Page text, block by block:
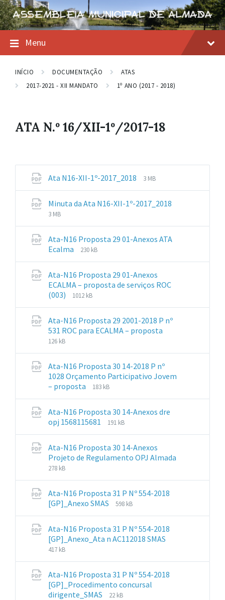
Skip
to
content
Skip
to
main
navigation
Skip
to
footer
Menu
INÍCIO DOCUMENTAÇÃO
ATAS
2017-2021 - XII MANDATO
1º ANO (2017 - 2018)
ATA N.º 16/XII-1º/2017-18
Ata N16-XII-1º-2017_2018
File
File
3 MB
Minuta da Ata N16-XII-1º-2017_2018
File
File
3 MB
Ata-N16 Proposta 29 01-Anexos ATA
Ecalma
File
File
230 kB
Ata-N16 Proposta 29 01-Anexos
ECALMA – proposta de serviços ROC
(003)
File
File
1012 kB
Ata-N16 Proposta 29 2001-2018 P nº
531 ROC para ECALMA – proposta
126 kB
Ata-N16 Proposta 30 14-2018 P nº
1028 Orçamento Participativo Jovem
– proposta
File
File
183 kB
Ata-N16 Proposta 30 14-Anexos dre
opj 1568115681
File
File
191 kB
Ata-N16 Proposta 30 14-Anexos
Projeto de Regulamento OPJ Almada
File
File
278 kB
Ata-N16 Proposta 31 P Nº 554-2018
[GP]_Anexo SMAS
File
File
598 kB
Ata-N16 Proposta 31 P Nº 554-2018
[GP]_Anexo_Ata n AC112018 SMAS
417 kB
Ata-N16 Proposta 31 P Nº 554-2018
[GP]_Procedimento concursal
dirigente_SMAS
File
File
22 kB